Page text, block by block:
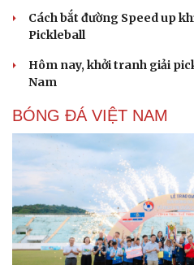
check-in
Cách bắt đường Speed up
Pickleball
Hôm nay, khởi tranh giải
Nam
BÓNG ĐÁ VIỆT NAM